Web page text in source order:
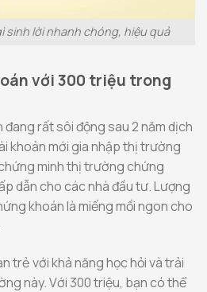
sinh lời nhanh chóng, hiệu quả
với 300 triệu trong
rất sôi động sau 2 năm dịch
khoản mới gia nhập thị trường
minh thị trường chứng
dẫn cho các nhà đầu tư. Lượng
khoán là miếng mồi ngon cho
trẻ với khả năng học hỏi và trải
này. Với 300 triệu, bạn có thể